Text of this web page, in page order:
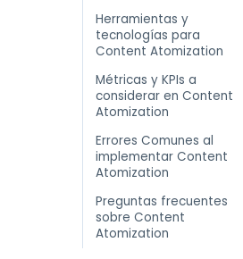
Herramientas y
tecnologías para
Content Atomization
Métricas y KPIs a
considerar en Content
Atomization
Errores Comunes al
implementar Content
Atomization
Preguntas frecuentes
sobre Content
Atomization